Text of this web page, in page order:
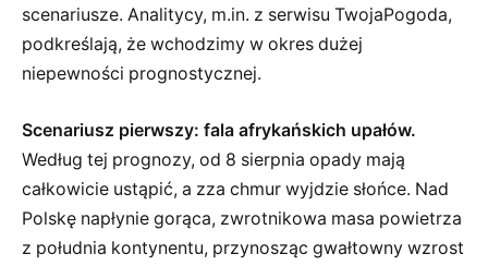
scenariusze. Analitycy, m.in. z serwisu TwojaPogoda,
podkreślają, że wchodzimy w okres dużej
niepewności prognostycznej.
Scenariusz pierwszy: fala afrykańskich upałów.
Według tej prognozy, od 8 sierpnia opady mają
całkowicie ustąpić, a zza chmur wyjdzie słońce. Nad
Polskę napłynie gorąca, zwrotnikowa masa powietrza
z południa kontynentu, przynosząc gwałtowny wzrost